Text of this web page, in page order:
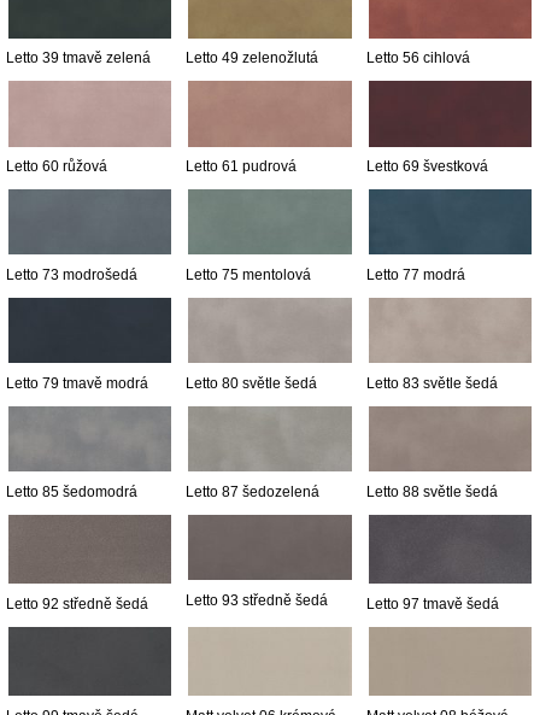
Letto 39 tmavě zelená Letto 49 zelenožlutá Letto 56 cihlová
Letto 60 růžová Letto 61 pudrová Letto 69 švestková
Letto 73 modrošedá Letto 75 mentolová Letto 77 modrá
Letto 79 tmavě modrá Letto 80 světle šedá Letto 83 světle šedá
Letto 85 šedomodrá Letto 87 šedozelená Letto 88 světle šedá
Letto 92 středně šedá Letto 93 středně šedá Letto 97 tmavě šedá